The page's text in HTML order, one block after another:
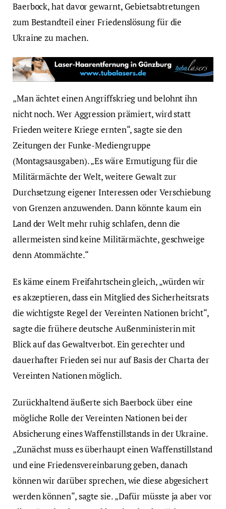
Baerbock, hat davor gewarnt, Gebietsabtretungen
zum Bestandteil einer Friedenslösung für die
Ukraine zu machen.
„Man ächtet einen Angriffskrieg und belohnt ihn
nicht noch. Wer Aggression prämiert, wird statt
Frieden weitere Kriege ernten“, sagte sie den
Zeitungen der Funke-Mediengruppe
(Montagsausgaben). „Es wäre Ermutigung für die
Militärmächte der Welt, weitere Gewalt zur
Durchsetzung eigener Interessen oder Verschiebung
von Grenzen anzuwenden. Dann könnte kaum ein
Land der Welt mehr ruhig schlafen, denn die
allermeisten sind keine Militärmächte, geschweige
denn Atommächte.“
Es käme einem Freifahrtschein gleich, „würden wir
es akzeptieren, dass ein Mitglied des Sicherheitsrats
die wichtigste Regel der Vereinten Nationen bricht“,
sagte die frühere deutsche Außenministerin mit
Blick auf das Gewaltverbot. Ein gerechter und
dauerhafter Frieden sei nur auf Basis der Charta der
Vereinten Nationen möglich.
Zurückhaltend äußerte sich Baerbock über eine
mögliche Rolle der Vereinten Nationen bei der
Absicherung eines Waffenstillstands in der Ukraine.
„Zunächst muss es überhaupt einen Waffenstillstand
und eine Friedensvereinbarung geben, danach
können wir darüber sprechen, wie diese abgesichert
werden können“, sagte sie. „Dafür müsste ja aber vor